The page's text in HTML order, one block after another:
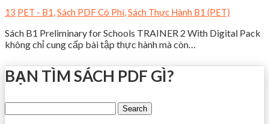
13 PET - B1,Sách PDF Có Phí,Sách Thực Hành B1 (PET)
Sách B1 Preliminary for Schools TRAINER 2 With Digital Pack
không chỉ cung cấp bài tập thực hành mà còn…
BẠN TÌM SÁCH PDF GÌ?